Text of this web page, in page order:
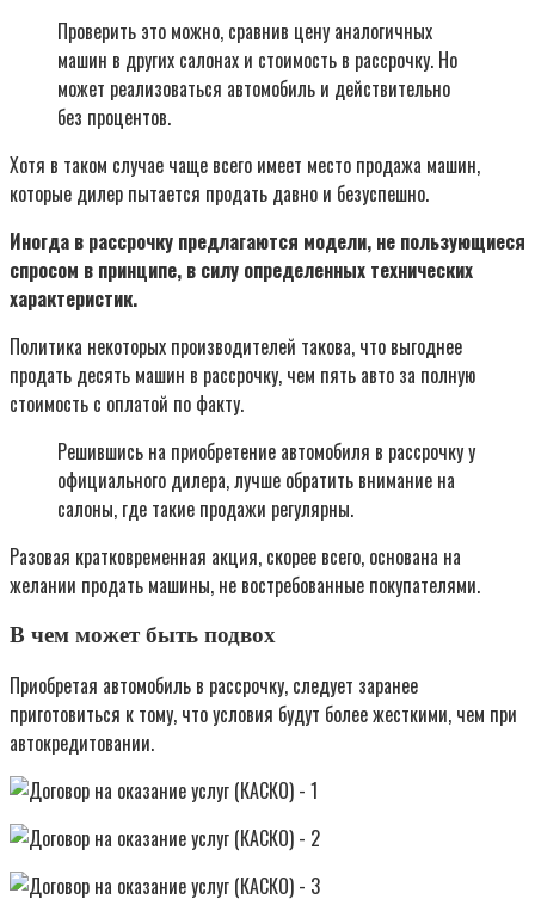
Проверить это можно, сравнив цену аналогичных
машин в других салонах и стоимость в рассрочку. Но
может реализоваться автомобиль и действительно
без процентов.
Хотя в таком случае чаще всего имеет место продажа машин,
которые дилер пытается продать давно и безуспешно.
Иногда в рассрочку предлагаются модели, не пользующиеся
спросом в принципе, в силу определенных технических
характеристик.
Политика некоторых производителей такова, что выгоднее
продать десять машин в рассрочку, чем пять авто за полную
стоимость с оплатой по факту.
Решившись на приобретение автомобиля в рассрочку у
официального дилера, лучше обратить внимание на
салоны, где такие продажи регулярны.
Разовая кратковременная акция, скорее всего, основана на
желании продать машины, не востребованные покупателями.
В чем может быть подвох
Приобретая автомобиль в рассрочку, следует заранее
приготовиться к тому, что условия будут более жесткими, чем при
автокредитовании.